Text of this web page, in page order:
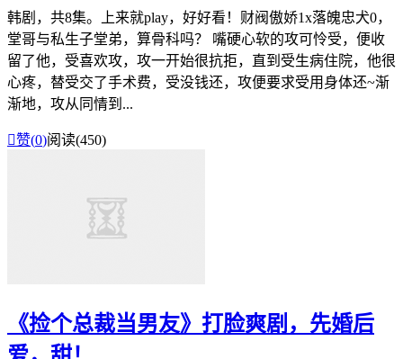
韩剧，共8集。上来就play，好好看！财阀傲娇1x落魄忠犬0，
堂哥与私生子堂弟，算骨科吗？ 嘴硬心软的攻可怜受，便收
留了他，受喜欢攻，攻一开始很抗拒，直到受生病住院，他很
心疼，替受交了手术费，受没钱还，攻便要求受用身体还~渐
渐地，攻从同情到...
赞(0)阅读(450)
《捡个总裁当男友》打脸爽剧，先婚后